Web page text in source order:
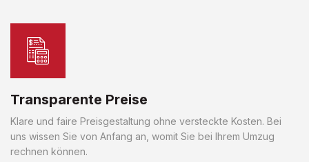
Transparente Preise
Klare und faire Preisgestaltung ohne versteckte Kosten. Bei
uns wissen Sie von Anfang an, womit Sie bei Ihrem Umzug
rechnen können.